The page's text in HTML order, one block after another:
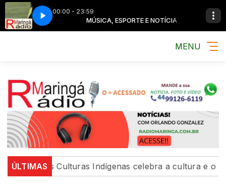
00:00 - 23:59
NOTÍCIA MÚSICA, ESPORTE E NOTÍCIA
MENU
ÚLTIMAS
com as Culturas Indígenas celebra a cultura e o bem